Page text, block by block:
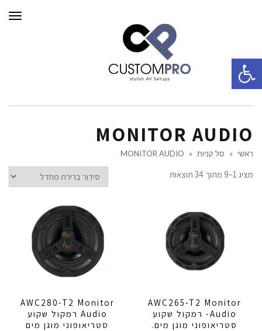
MONITOR AUDIO
ראשי » סל קניות »
MONITOR AUDIO
מציג 1–9 מתוך 34 תוצאות
AWC265-T2 Monitor
Audio- רמקול שקוע
סטריאופוני מוגן מים.
AWC280-T2 Monitor
Audio רמקול שקוע
סטריאופוני מוגן מים
פתח סרגל נגישות